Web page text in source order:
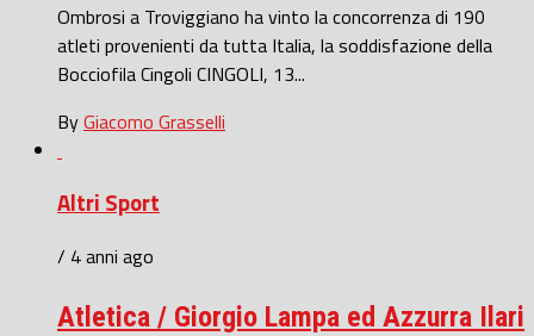
Ombrosi a Troviggiano ha vinto la concorrenza di 190
atleti provenienti da tutta Italia, la soddisfazione della
Bocciofila Cingoli CINGOLI, 13...
ByGiacomo Grasselli
Altri Sport
/ 4 anni ago
Atletica / Giorgio Lampa ed Azzurra Ilari